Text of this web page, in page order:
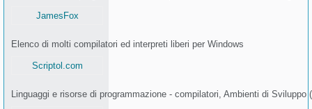
JamesFox
Elenco di molti compilatori ed interpreti liberi per Windows
Scriptol.com
Linguaggi e risorse di programmazione - compilatori, Ambienti di Sviluppo